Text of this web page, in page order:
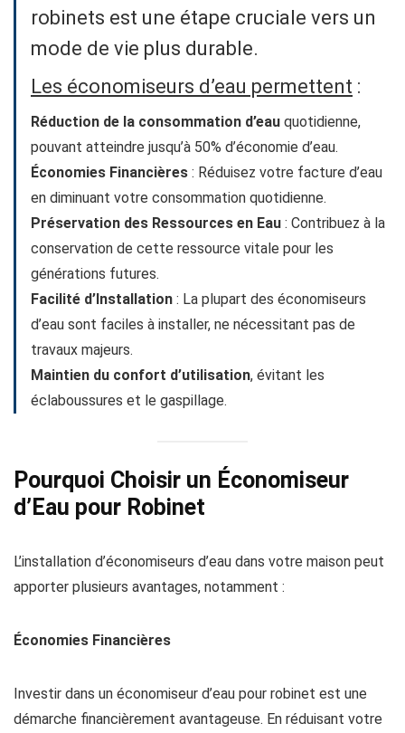
robinets est une étape cruciale vers un
mode de vie plus durable.
Les économiseurs d’eau permettent :
Réduction de la consommation d’eau quotidienne,
pouvant atteindre jusqu’à 50% d’économie d’eau.
Économies Financières : Réduisez votre facture d’eau
en diminuant votre consommation quotidienne.
Préservation des Ressources en Eau : Contribuez à la
conservation de cette ressource vitale pour les
générations futures.
Facilité d’Installation : La plupart des économiseurs
d’eau sont faciles à installer, ne nécessitant pas de
travaux majeurs.
Maintien du confort d’utilisation, évitant les
éclaboussures et le gaspillage.
Pourquoi Choisir un Économiseur
d’Eau pour Robinet
L’installation d’économiseurs d’eau dans votre maison peut
apporter plusieurs avantages, notamment :
Économies Financières
Investir dans un économiseur d’eau pour robinet est une
démarche financièrement avantageuse. En réduisant votre